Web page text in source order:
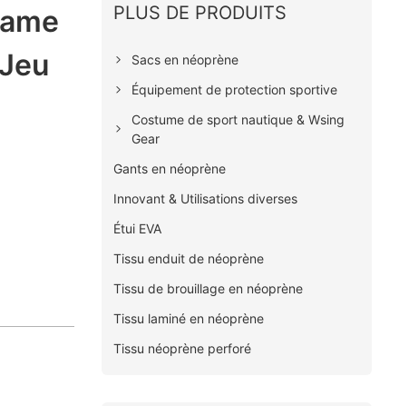
PLUS DE PRODUITS
Sacs en néoprène
Équipement de protection sportive
Costume de sport nautique & Wsing
Gear
Gants en néoprène
Innovant & Utilisations diverses
Étui EVA
Tissu enduit de néoprène
Tissu de brouillage en néoprène
Tissu laminé en néoprène
Tissu néoprène perforé